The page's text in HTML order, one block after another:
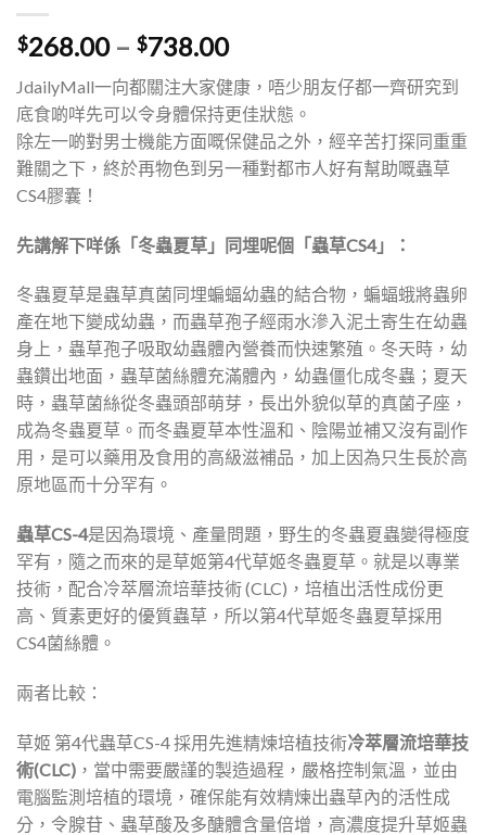
$268.00 – $738.00價
格
範
圍：
$268.00
到
JdailyMall一向都關注大家健康，唔少朋友仔都一齊研究到
底食啲咩先可以令身體保持更佳狀態。
除左一啲對男士機能方面嘅保健品之外，經辛苦打探同重重
難關之下，終於再物色到另一種對都市人好有幫助嘅蟲草
CS4膠囊！
先講解下咩係「冬蟲夏草」同埋呢個「蟲草CS4」：
冬蟲夏草是蟲草真菌同埋蝙蝠幼蟲的結合物，蝙蝠蛾將蟲卵
產在地下變成幼蟲，而蟲草孢子經雨水滲入泥土寄生在幼蟲
身上，蟲草孢子吸取幼蟲體內營養而快速繁殖。冬天時，幼
蟲鑽出地面，蟲草菌絲體充滿體內，幼蟲僵化成冬蟲；夏天
時，蟲草菌絲從冬蟲頭部萌芽，長出外貌似草的真菌子座，
成為冬蟲夏草。而冬蟲夏草本性溫和、陰陽並補又沒有副作
用，是可以藥用及食用的高級滋補品，加上因為只生長於高
原地區而十分罕有。
蟲草CS-4是因為環境、產量問題，野生的冬蟲夏蟲變得極度
罕有，隨之而來的是草姬第4代草姬冬蟲夏草。就是以專業
技術，配合冷萃層流培華技術 (CLC)，培植出活性成份更
高、質素更好的優質蟲草，所以第4代草姬冬蟲夏草採用
CS4菌絲體。
兩者比較：
草姬 第4代蟲草CS-4 採用先進精煉培植技術冷萃層流培華技
術(CLC) ，當中需要嚴謹的製造過程，嚴格控制氣溫，並由
電腦監測培植的環境，確保能有效精煉出蟲草內的活性成
分，令腺苷、蟲草酸及多醣體含量倍增，高濃度提升草姬蟲